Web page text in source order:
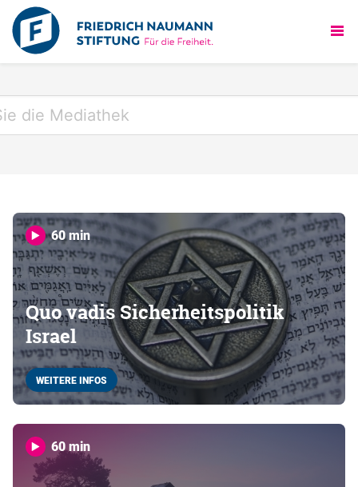
60 min
Quo vadis Sicherheitspolitik
Israel
WEITERE INFOS
60 min